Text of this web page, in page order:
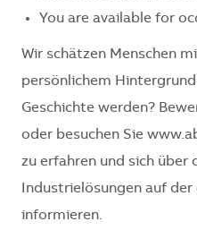
You are available for
Wir schätzen Menschen
persönlichem
Geschichte werden?
oder besuchen Sie
zu erfahren und sich über
Industrielösungen auf
informieren.